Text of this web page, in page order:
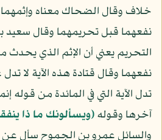
خلاف وقال الضحاك معناه
نفعهما قبل تحريمهما وقال سعيد
التحريم يعني أن الإثم الذي يحدث
نفعهما وقال قتادة هذه الآية لا
تدل الآية التي في المائدة من قوله
آخرها وقوله﴿ويسألونك ما ذا
والسائل عمرو بن الجموح سأل عن